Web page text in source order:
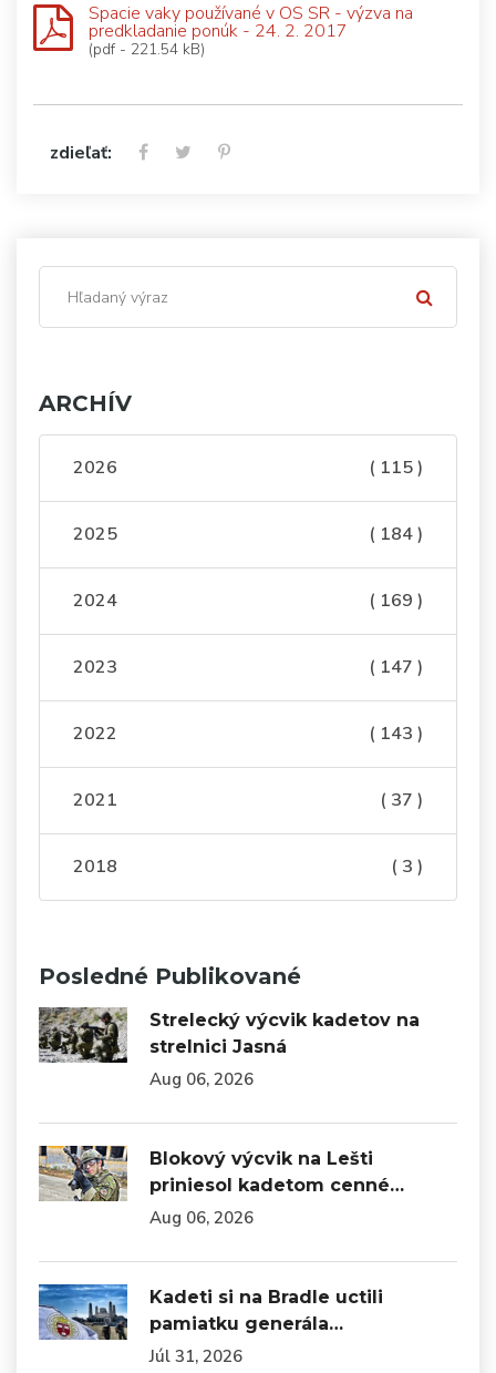
Spacie vaky používané v OS SR - výzva na
predkladanie ponúk - 24. 2. 2017
(pdf - 221.54 kB)
zdieľať:
ARCHÍV
2026 ( 115 )
2025 ( 184 )
2024 ( 169 )
2023 ( 147 )
2022 ( 143 )
2021 ( 37 )
2018 ( 3 )
Posledné Publikované
Strelecký výcvik kadetov na
strelnici Jasná
Aug 06, 2026
Blokový výcvik na Lešti
priniesol kadetom cenné…
Aug 06, 2026
Kadeti si na Bradle uctili
pamiatku generála…
Júl 31, 2026